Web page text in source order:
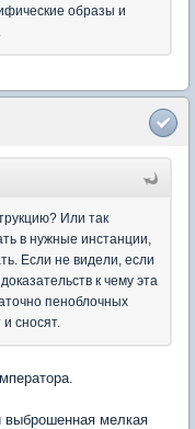
образы и
Или так
в нужные инстанции,
Если не видели, если
к чему эта
пеноблочных
сносят.
выброшенная мелкая